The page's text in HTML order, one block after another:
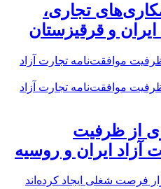
تجاری،
و قرقیزستان
از ظرفیت
آزاد ایران و روسیه